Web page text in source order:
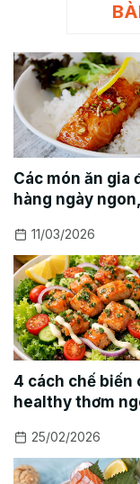
Các món ăn gia
hàng ngày
11/03/2026
4 cách chế biến
healthy thơm
25/02/2026